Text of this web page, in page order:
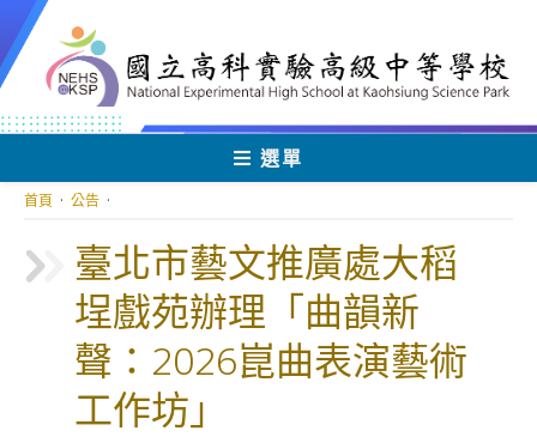
轉
至
要
容
選單
臺北市藝文推廣處大稻
埕戲苑辦理「曲韻新
聲：2026崑曲表演藝術
工作坊」
首頁 · 公告 ·